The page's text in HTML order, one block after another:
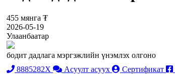
455 мянга ₮
2026-05-19
Улаанбаатар
бодит дадлага мэргэжлийн үнэмлэх олгоно
8885282X
Асуулт асуух Сертификат